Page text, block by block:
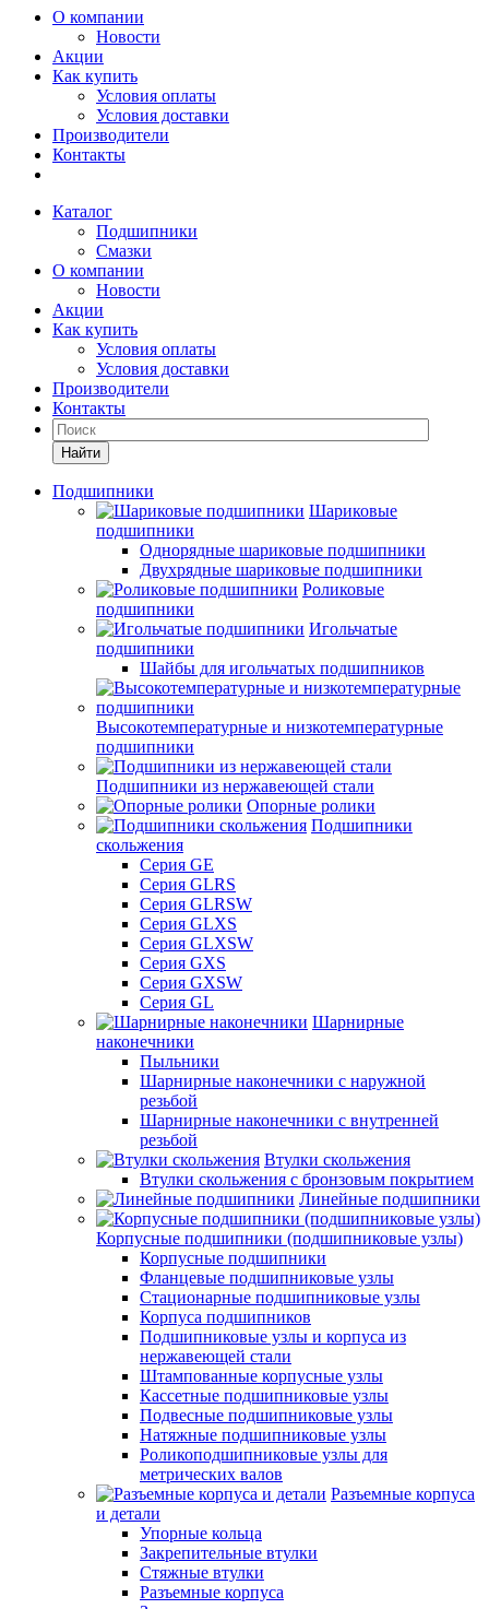
О компании
Новости
Акции
Как купить
Условия оплаты
Условия доставки
Производители
Контакты
Каталог
Подшипники
Смазки
О компании
Новости
Акции
Как купить
Условия оплаты
Условия доставки
Производители
Контакты
Найти
Подшипники
Шариковые
подшипники
Однорядные шариковые подшипники
Двухрядные шариковые подшипники
Роликовые
подшипники
Игольчатые
подшипники
Шайбы для игольчатых подшипников
Высокотемпературные и низкотемпературные
подшипники
Подшипники из нержавеющей стали
Опорные ролики
Подшипники
скольжения
Серия GE
Серия GLRS
Серия GLRSW
Серия GLXS
Серия GLXSW
Серия GXS
Серия GXSW
Серия GL
Шарнирные
наконечники
Пыльники
Шарнирные наконечники с наружной
резьбой
Шарнирные наконечники с внутренней
резьбой
Втулки скольжения
Втулки скольжения с бронзовым покрытием
Линейные подшипники
Корпусные подшипники (подшипниковые узлы)
Корпусные подшипники
Фланцевые подшипниковые узлы
Стационарные подшипниковые узлы
Корпуса подшипников
Подшипниковые узлы и корпуса из
нержавеющей стали
Штампованные корпусные узлы
Кассетные подшипниковые узлы
Подвесные подшипниковые узлы
Натяжные подшипниковые узлы
Роликоподшипниковые узлы для
метрических валов
Разъемные корпуса
и детали
Упорные кольца
Закрепительные втулки
Стяжные втулки
Разъемные корпуса